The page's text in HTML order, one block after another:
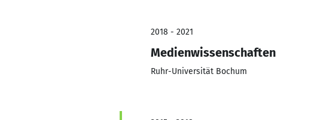
2018 - 2021
Medienwissenschaften
Ruhr-Universität Bochum